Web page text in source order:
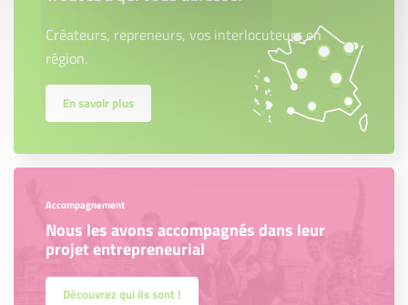
Créateurs, repreneurs, vos interlocuteurs en
région.
En savoir plus
Accompagnement
Nous les avons accompagnés dans leur
projet entrepreneurial
Découvrez qui ils sont !